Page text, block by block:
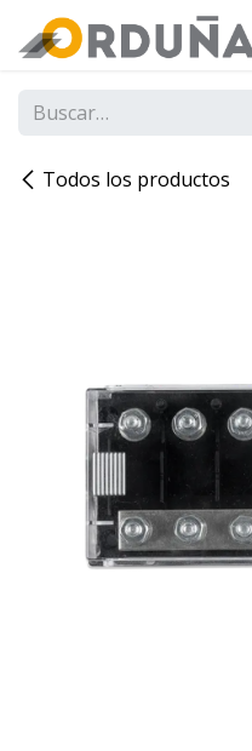
Todos los productos